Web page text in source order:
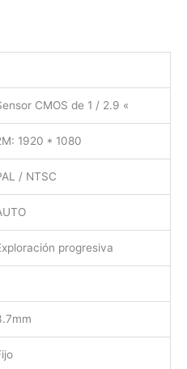
CMOS de 1 / 2.9 «
1920 * 1080
/ NTSC
progresiva